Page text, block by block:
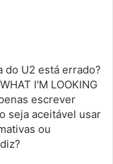
do U2 está errado?
I'M LOOKING
escrever
seja aceitável usar
ou